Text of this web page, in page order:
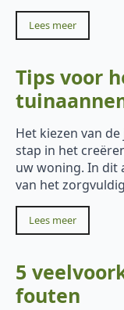
Lees meer
Tips voor
Het kiezen van
stap in het
uw woning. In dit
van het
Lees meer
5
fouten